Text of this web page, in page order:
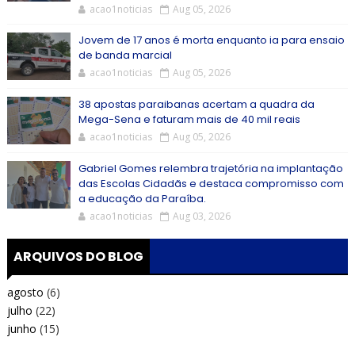
acao1noticias Aug 05, 2026
Jovem de 17 anos é morta enquanto ia para ensaio
de banda marcial
acao1noticias Aug 05, 2026
38 apostas paraibanas acertam a quadra da
Mega-Sena e faturam mais de 40 mil reais
acao1noticias Aug 05, 2026
Gabriel Gomes relembra trajetória na implantação
das Escolas Cidadãs e destaca compromisso com
a educação da Paraíba.
acao1noticias Aug 03, 2026
ARQUIVOS DO BLOG
agosto (6)
julho (22)
junho (15)